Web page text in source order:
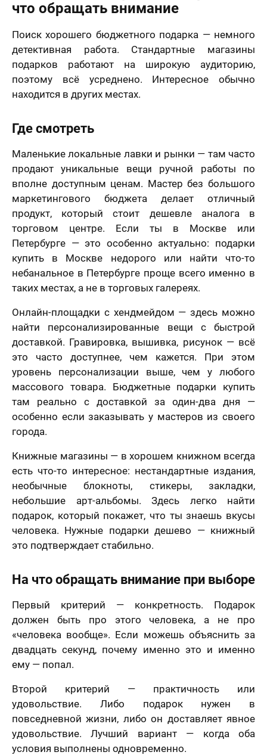
что обращать внимание
Поиск хорошего бюджетного подарка — немного
детективная работа. Стандартные магазины
подарков работают на широкую аудиторию,
поэтому всё усреднено. Интересное обычно
находится в других местах.
Где смотреть
Маленькие локальные лавки и рынки — там часто
продают уникальные вещи ручной работы по
вполне доступным ценам. Мастер без большого
маркетингового бюджета делает отличный
продукт, который стоит дешевле аналога в
торговом центре. Если ты в Москве или
Петербурге — это особенно актуально: подарки
купить в Москве недорого или найти что-то
небанальное в Петербурге проще всего именно в
таких местах, а не в торговых галереях.
Онлайн-площадки с хендмейдом — здесь можно
найти персонализированные вещи с быстрой
доставкой. Гравировка, вышивка, рисунок — всё
это часто доступнее, чем кажется. При этом
уровень персонализации выше, чем у любого
массового товара. Бюджетные подарки купить
там реально с доставкой за один-два дня —
особенно если заказывать у мастеров из своего
города.
Книжные магазины — в хорошем книжном всегда
есть что-то интересное: нестандартные издания,
необычные блокноты, стикеры, закладки,
небольшие арт-альбомы. Здесь легко найти
подарок, который покажет, что ты знаешь вкусы
человека. Нужные подарки дешево — книжный
это подтверждает стабильно.
На что обращать внимание при выборе
Первый критерий — конкретность. Подарок
должен быть про этого человека, а не про
«человека вообще». Если можешь объяснить за
двадцать секунд, почему именно это и именно
ему — попал.
Второй критерий — практичность или
удовольствие. Либо подарок нужен в
повседневной жизни, либо он доставляет явное
удовольствие. Лучший вариант — когда оба
условия выполнены одновременно.